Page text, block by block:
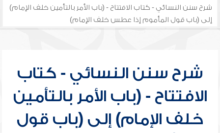
شرح سنن النسائي - كتاب الافتتاح - (باب الأمر بالتأمين خلف الإمام)
إلى (باب قول المأموم إذا عطس خلف الإمام)
شرح سنن النسائي - كتاب
الافتتاح - (باب الأمر بالتأمين
خلف الإمام) إلى (باب قول